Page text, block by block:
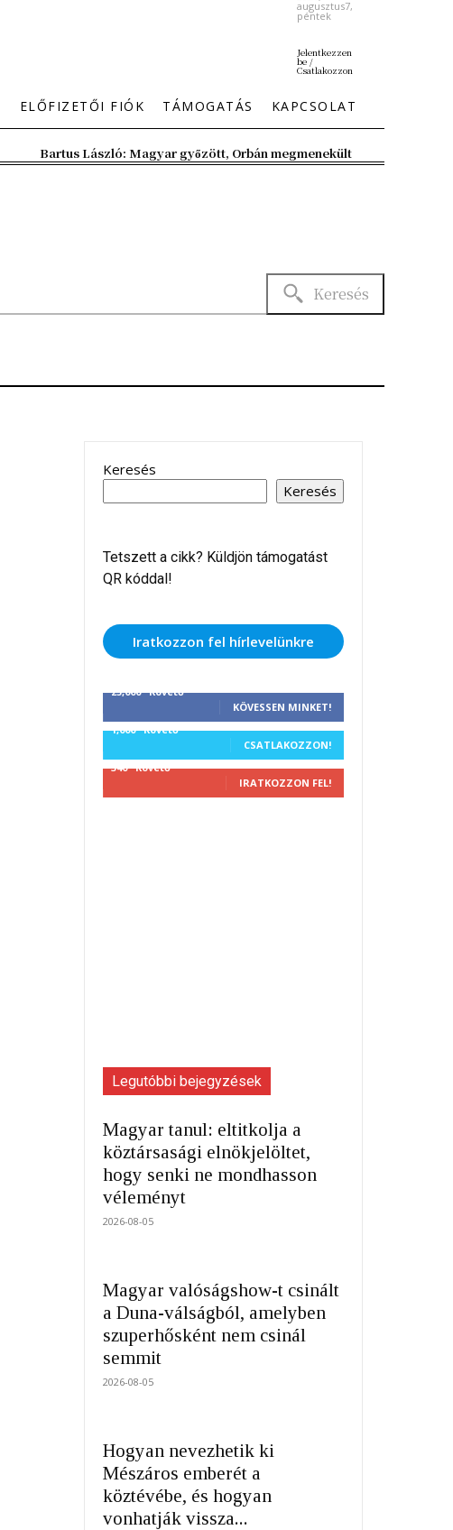
augusztus7,
péntek
Jelentkezzen
be /
Csatlakozzon
ELŐFIZETŐI FIÓK TÁMOGATÁS KAPCSOLAT
Bartus László: Magyar győzött, Orbán megmenekült
Keresés
Keresés
Keresés
Tetszett a cikk? Küldjön támogatást
QR kóddal!
Iratkozzon fel hírlevelünkre
25,000 Követő
KÖVESSEN MINKET!
1,000 Követő
CSATLAKOZZON!
340 Követő
IRATKOZZON FEL!
Legutóbbi bejegyzések
Magyar tanul: eltitkolja a
köztársasági elnökjelöltet,
hogy senki ne mondhasson
véleményt
2026-08-05
Magyar valóságshow-t csinált
a Duna-válságból, amelyben
szuperhősként nem csinál
semmit
2026-08-05
Hogyan nevezhetik ki
Mészáros emberét a
köztévébe, és hogyan
vonhatják vissza...